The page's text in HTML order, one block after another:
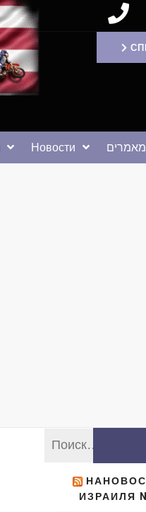
Новости מאמרים
ИЗРАИЛЯ